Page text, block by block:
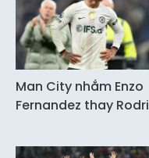
Man City nhắm Enzo
Fernandez thay Rodri